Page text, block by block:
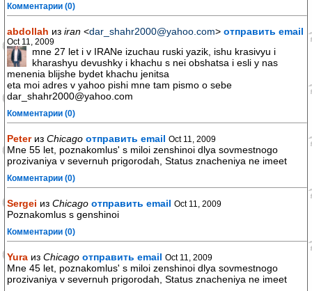
Комментарии (0)
abdollah из iran <dar_shahr2000@yahoo.com> отправить email
Oct 11, 2009
mne 27 let i v IRANe izuchau ruski yazik, ishu krasivyu i
kharashyu devushky i khachu s nei obshatsa i esli y nas
menenia blijshe bydet khachu jenitsa
eta moi adres v yahoo pishi mne tam pismo o sebe
dar_shahr2000@yahoo.com
Комментарии (0)
Peterиз Chicago отправить email Oct 11, 2009
Mne 55 let, poznakomlus' s miloi zenshinoi dlya sovmestnogo
prozivaniya v severnuh prigorodah, Status znacheniya ne imeet
Комментарии (0)
Sergei из Chicago отправить email Oct 11, 2009
Poznakomlus s genshinoi
Комментарии (0)
Yura из Chicago отправить email Oct 11, 2009
Mne 45 let, poznakomlus' s miloi zenshinoi dlya sovmestnogo
prozivaniya v severnuh prigorodah, Status znacheniya ne imeet